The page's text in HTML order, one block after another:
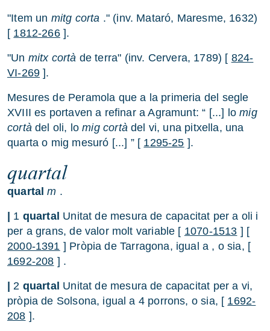
"Item un mitg corta ." (inv. Mataró, Maresme, 1632)
[ 1812-266].
"Un mitx cortà de terra" (inv. Cervera, 1789) [ 824-
VI-269 ].
Mesures de Peramola que a la primeria del segle
XVIII es portaven a refinar a Agramunt: “ [...] lomig
cortàdel oli, lomig cortàdel vi, una pitxella, una
quarta o mig mesuró [...] ” [ 1295-25 ].
quartal
quartalm .
1 quartal Unitat de mesura de capacitat per a oli i
per a grans, de valor molt variable [ 1070-1513 ] [
2000-1391 ] Pròpia de Tarragona, igual a , o sia, [
1692-208 ] .
2 quartal Unitat de mesura de capacitat per a vi,
pròpia de Solsona, igual a 4 porrons, o sia, [ 1692-
208 ].